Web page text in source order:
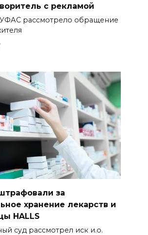
с рекламой
рассмотрело обращение
за
хранение лекарств и
HALLS
суд рассмотрел иск и.о.